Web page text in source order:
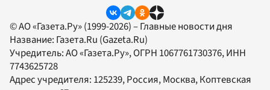
© АО «Газета.Ру» (1999-2026) – Главные новости дня
Название: Газета.Ru (Gazeta.Ru)
Учредитель:АО «Газета.Ру», ОГРН 1067761730376, ИНН
7743625728
Адрес учредителя: 125239, Россия, Москва, Коптевская